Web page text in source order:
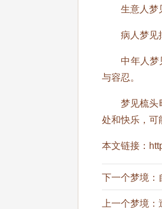
生意人梦见
病人梦见掉
中年人梦见
与容忍。
梦见梳头时
处和快乐，可
本文链接：
下一个梦境：
上一个梦境：